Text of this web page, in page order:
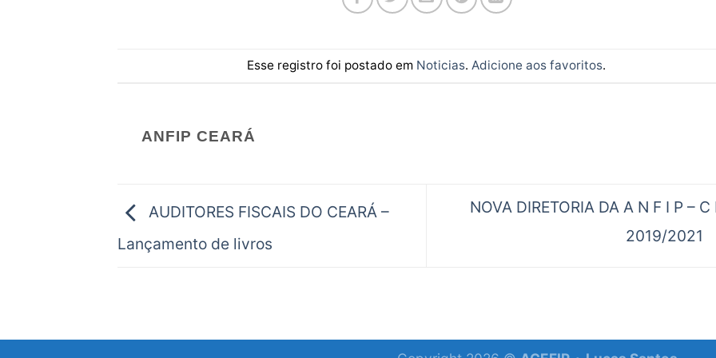
Esse registro foi postado em Noticias. Adicione aos favoritos.
ANFIP CEARÁ
AUDITORES FISCAIS DO CEARÁ –
Lançamento de livros
NOVA DIRETORIA DA A N F I P – C
2019/2021